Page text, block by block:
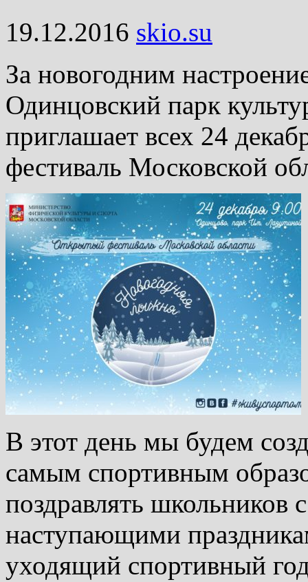
19.12.2016 skio.su
За новогодним
Одинцовский парк
приглашает всех 24
фестиваль Московской
В этот день мы будем
самым спортивным
поздравлять
наступающими
уходящий спортивный